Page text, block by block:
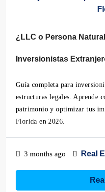
¿LLC o Persona
Inversionistas
Guía completa para
estructuras legales. Aprende
patrimonio y optimizar tus
Florida en 2026.
3 months ago Real